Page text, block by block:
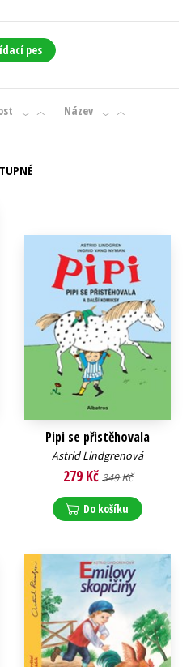
pes
Název
Pipi se přistěhovala
Astrid Lindgrenová
279 Kč 349 Kč
Do košíku